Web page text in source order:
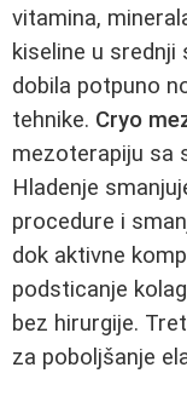
vitamina,
kiseline u srednji
dobila potpuno
tehnike. Cryo
mezoterapiju sa
Hladenje
procedure i
dok aktivne
podsticanje
bez hirurgije.
za poboljšanje